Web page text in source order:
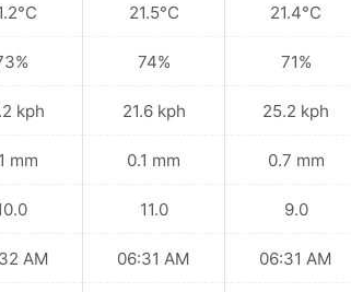
kph
mm
AM
21.5°C
74%
21.6 kph
0.1 mm
11.0
06:31 AM
21.4°C
71%
25.2 kph
0.7 mm
9.0
06:31 AM